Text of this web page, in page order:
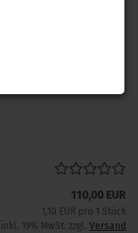
110,00 EUR
1,10 EUR pro 1 Stück
inkl. 19% MwSt. zzgl. Versand